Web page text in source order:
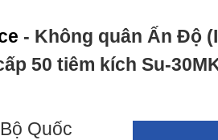
- Không quân Ấn Độ
50 tiêm kích Su-
Quốc